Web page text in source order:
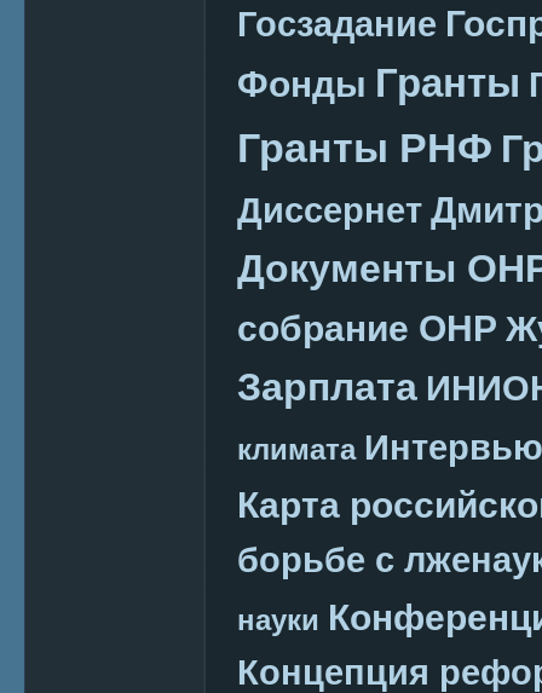
Госзадание
Фонды Гранты
Гранты РНФ
Диссернет
Документы
собрание ОНР
Зарплата
климата Интервью
Карта
борьбе с
науки
Концепция